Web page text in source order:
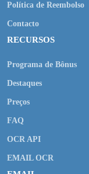
Política de Reembolso
Contacto
RECURSOS
Programa de Bônus
Destaques
Preços
FAQ
OCR API
EMAIL OCR